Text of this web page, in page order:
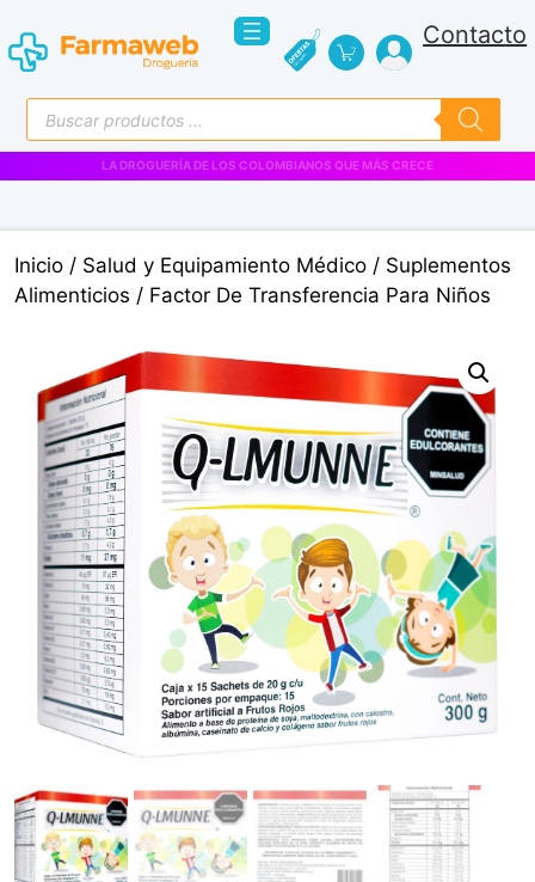
al
contenido
Contacto
Búsqueda
de
productos
VENTAS EMPRESARIALES
Inicio / Salud y Equipamiento Médico / Suplementos
Alimenticios / Factor De Transferencia Para Niños